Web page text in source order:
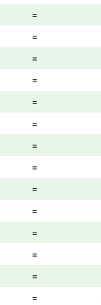
=
=
=
=
=
=
=
=
=
=
=
=
=
=